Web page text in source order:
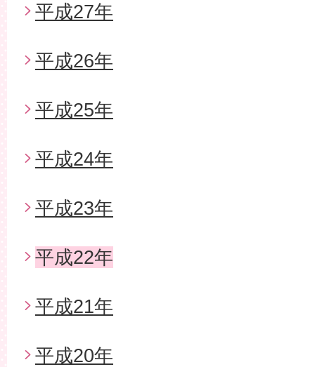
平成27年
平成26年
平成25年
平成24年
平成23年
平成22年
平成21年
平成20年